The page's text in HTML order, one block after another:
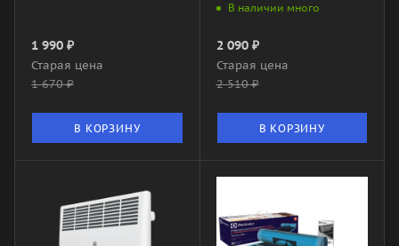
1 990 ₽
Старая цена
1 670₽
В КОРЗИНУ
В наличии много
2 090₽
Старая цена
2 510₽
В КОРЗИНУ